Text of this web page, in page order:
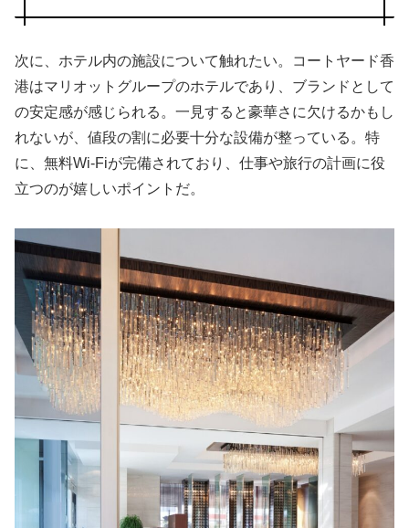
次に、ホテル内の施設について触れたい。コートヤード香
港はマリオットグループのホテルであり、ブランドとして
の安定感が感じられる。一見すると豪華さに欠けるかもし
れないが、値段の割に必要十分な設備が整っている。特
に、無料Wi-Fiが完備されており、仕事や旅行の計画に役
立つのが嬉しいポイントだ。